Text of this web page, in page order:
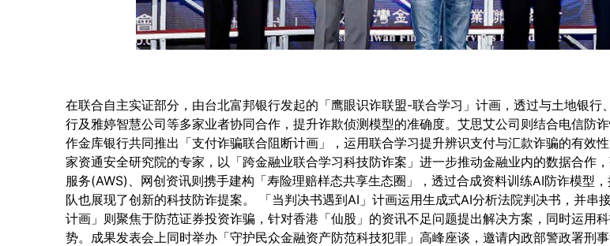
在联合自主实证部分，由台北富邦银行发起的「鹰眼识诈联盟-联合学习」计画，透过与土地银
行及雅婷智慧公司等多家业者协同合作，提升诈欺侦测模型的准确度。艾思艾公司则结合电信防
作金库银行共同推出「支付诈骗联合阻断计画」，运用联合学习提升辨识支付与汇款诈骗的有效
家资通安全研究院的专家，以「跨金融业联合学习科技防诈案」进一步推动金融业内的数据合作
服务(AWS)、网创资讯则携手建构「寿险理赔样态共享生态圈」，透过合成资料训练AI防诈模型
队也展现了创新的科技防诈提案。 「当判决书遇到AI」计画运用生成式AI分析法院判决书，并
计画」则聚焦于防范证券投资诈骗，针对香港「仙股」的资讯不足问题提出解决方案，同时运用
势。成果发表会上同时举办「守护民众金融资产防范科技犯罪」高峰座谈，邀请内政部警政署刑